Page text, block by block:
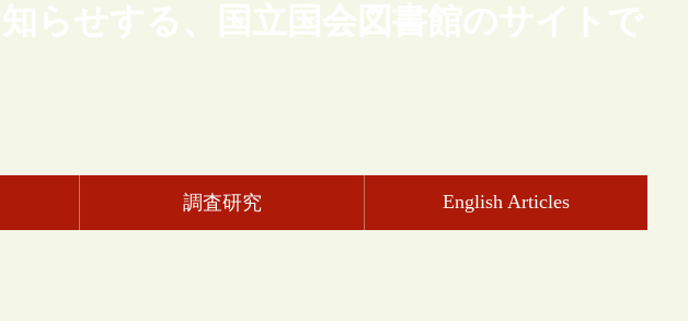
らせする、国立国会図書館のサイトで
調査研究 English Articles